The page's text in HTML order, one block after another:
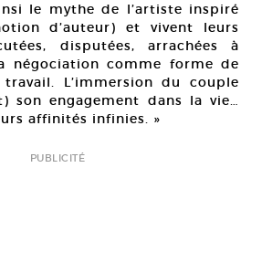
le mythe de l’artiste inspiré
d’auteur) et vivent leurs
disputées, arrachées à
négociation comme forme de
L’immersion du couple
son engagement dans la vie…
affinités infinies. »
PUBLICITÉ